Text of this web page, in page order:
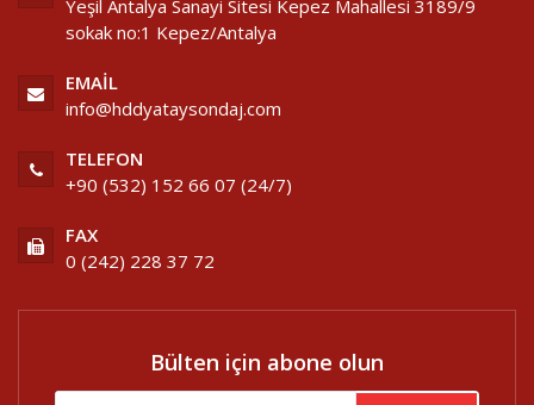
Yeşil Antalya Sanayi Sitesi Kepez Mahallesi 3189/9
sokak no:1 Kepez/Antalya
EMAIL
info@hddyataysondaj.com
TELEFON
+90 (532) 152 66 07 (24/7)
FAX
0 (242) 228 37 72
Bülten için abone olun